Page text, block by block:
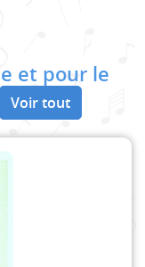
et pour le
Voir tout